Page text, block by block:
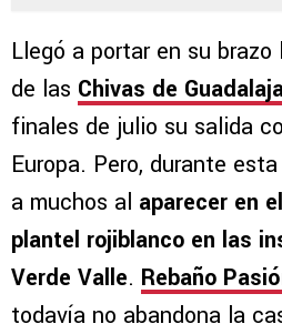
Llegó a portar en su
de las Chivas de
finales de julio su salida
Europa. Pero, durante
a muchos al aparecer en
plantel rojiblanco en las
Verde Valle. Rebaño
todavía no abandona la